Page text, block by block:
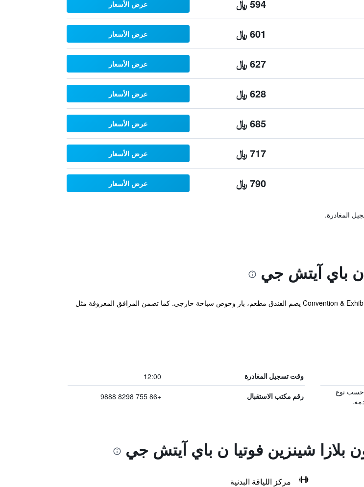
594 ﷼ عرض الأسعار
601 ﷼ عرض الأسعار
627 ﷼ عرض الأسعار
628 ﷼ عرض الأسعار
685 ﷼ عرض الأسعار
717 ﷼ عرض الأسعار
790 ﷼ عرض الأسعار
المغادرة.
ن باي آيتش جي
واقعاً على بعد ما يقارب الخمس دقائق تنزهاً من Convention & Exhibition Center Station يضم الفندق مطعم، بار وحوض سباحة خارجي. كما تضمن المرافق المعروفة مثل
وقت تسجيل المغادرة 12:00
حسب نوع
رقم مكتب الاستقبال +86 755 8298 9888
بلازا شينزين فوتيا ن باي آيتش جي
مركز اللياقة البدنية